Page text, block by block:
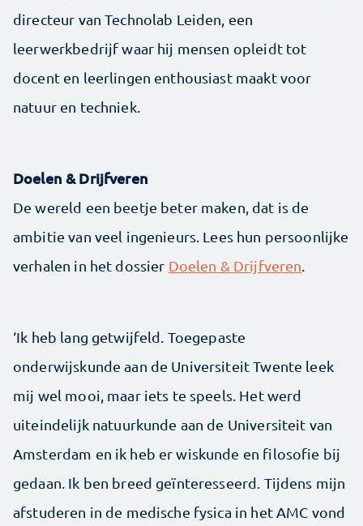
directeur van Technolab Leiden, een
leerwerkbedrijf waar hij mensen opleidt tot
docent en leerlingen enthousiast maakt voor
natuur en techniek.
Doelen & Drijfveren
De wereld een beetje beter maken, dat is de
ambitie van veel ingenieurs. Lees hun persoonlijke
verhalen in het dossier Doelen & Drijfveren.
‘Ik heb lang getwijfeld. Toegepaste
onderwijskunde aan de Universiteit Twente leek
mij wel mooi, maar iets te speels. Het werd
uiteindelijk natuurkunde aan de Universiteit van
Amsterdam en ik heb er wiskunde en filosofie bij
gedaan. Ik ben breed geïnteresseerd. Tijdens mijn
afstuderen in de medische fysica in het AMC vond